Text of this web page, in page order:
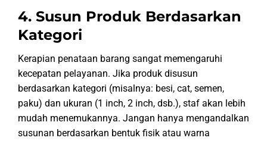
4. Susun Produk Berdasarkan
Kategori
Kerapian penataan barang sangat memengaruhi
kecepatan pelayanan. Jika produk disusun
berdasarkan kategori (misalnya: besi, cat, semen,
paku) dan ukuran (1 inch, 2 inch, dsb.), staf akan lebih
mudah menemukannya. Jangan hanya mengandalkan
susunan berdasarkan bentuk fisik atau warna